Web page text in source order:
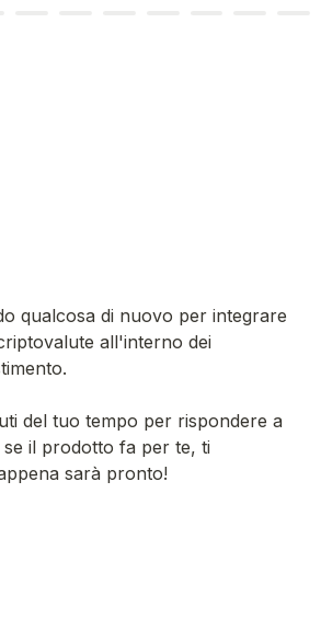
qualcosa di nuovo per integrare
all'interno dei
del tuo tempo per rispondere a
se il prodotto fa per te, ti